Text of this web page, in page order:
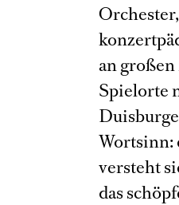
an
Spielorte
Wortsinn:
versteht
das